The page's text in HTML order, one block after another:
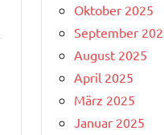
Oktober 2025
September
August 2025
April 2025
März 2025
Januar 2025